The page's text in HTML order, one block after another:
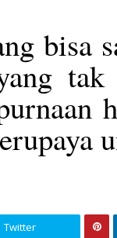
bisa
Twitter